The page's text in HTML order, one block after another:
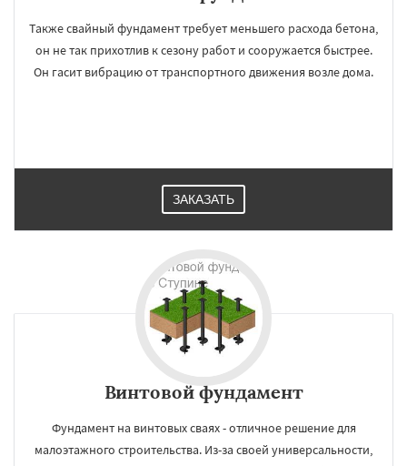
Также свайный фундамент требует меньшего расхода бетона,
он не так прихотлив к сезону работ и сооружается быстрее.
Он гасит вибрацию от транспортного движения возле дома.
ЗАКАЗАТЬ
Винтовой фундамент
Фундамент на винтовых сваях - отличное решение для
малоэтажного строительства. Из-за своей универсальности,